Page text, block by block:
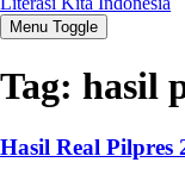
Menu Toggle
Tag: hasil
Hasil Real Pilpres